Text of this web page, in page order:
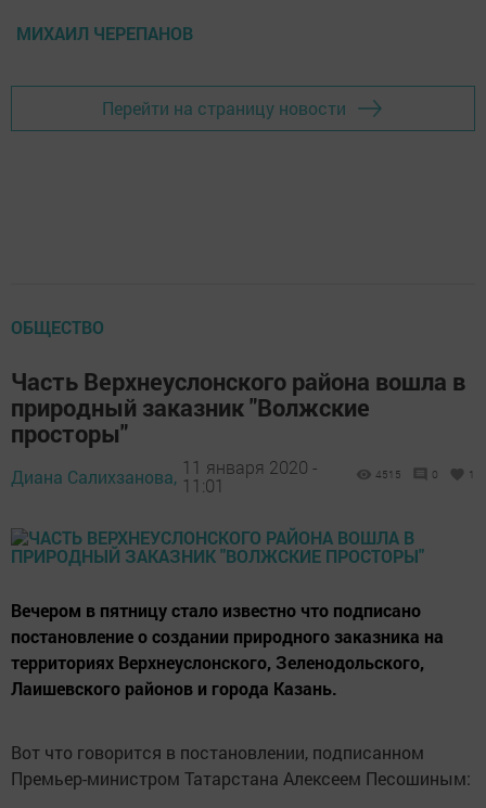
МИХАИЛ ЧЕРЕПАНОВ
Перейти на страницу новости
ОБЩЕСТВО
Часть Верхнеуслонского района вошла в
природный заказник "Волжские
просторы"
Диана Салихзанова, 11 января 2020 -
11:01
4515 0 1
Вечером в пятницу стало известно что подписано
постановление о создании природного заказника на
территориях Верхнеуслонского, Зеленодольского,
Лаишевского районов и города Казань.
Вот что говорится в постановлении, подписанном
Премьер-министром Татарстана Алексеем Песошиным: